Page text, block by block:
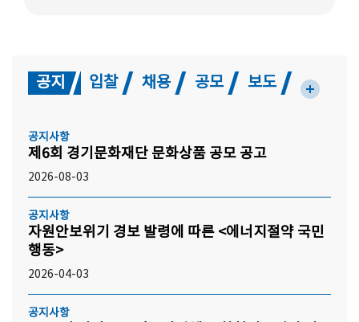
공지 입찰 채용 공모 보도
공지사항
제6회 경기문화재단 문화상품 공모 공고
2026-08-03
공지사항
자원안보위기 경보 발령에 따른 <에너지절약 국민
행동>
2026-04-03
공지사항